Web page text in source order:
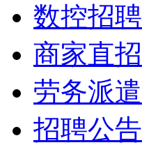
数控招聘
商家直招
劳务派遣
招聘公告